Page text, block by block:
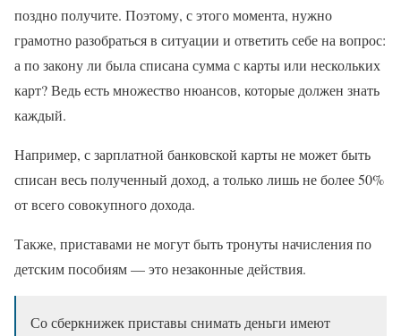
поздно получите. Поэтому, с этого момента, нужно
грамотно разобраться в ситуации и ответить себе на вопрос:
а по закону ли была списана сумма с карты или нескольких
карт? Ведь есть множество нюансов, которые должен знать
каждый.
Например, с зарплатной банковской карты не может быть
списан весь полученный доход, а только лишь не более 50%
от всего совокупного дохода.
Также, приставами не могут быть тронуты начисления по
детским пособиям — это незаконные действия.
Со сберкнижек приставы снимать деньги имеют